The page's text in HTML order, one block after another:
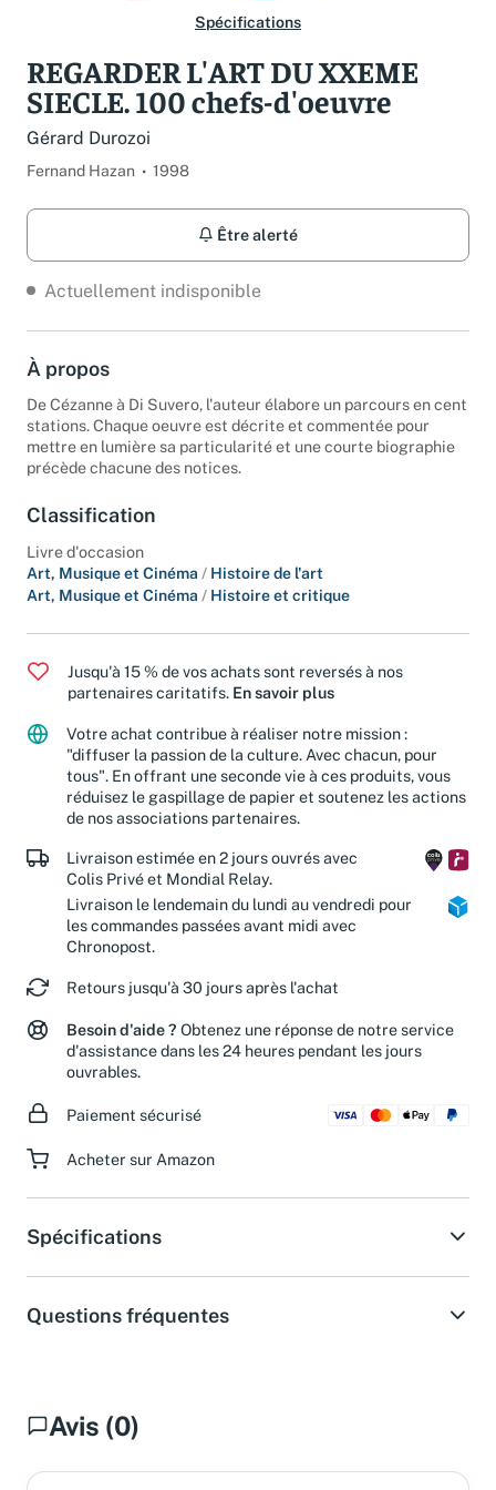
Spécifications
REGARDER L'ART DU XXEME
SIECLE. 100 chefs-d'oeuvre
Gérard Durozoi
Fernand Hazan 1998
Être alerté
Actuellement indisponible
À propos
De Cézanne à Di Suvero, l'auteur élabore un parcours en cent
stations. Chaque oeuvre est décrite et commentée pour
mettre en lumière sa particularité et une courte biographie
précède chacune des notices.
Classification
Livre d'occasion
Art, Musique et Cinéma / Histoire de l'art
Art, Musique et Cinéma / Histoire et critique
Jusqu'à 15 % de vos achats sont reversés à nos
partenaires caritatifs. En savoir plus
Votre achat contribue à réaliser notre mission :
"diffuser la passion de la culture. Avec chacun, pour
tous". En offrant une seconde vie à ces produits, vous
réduisez le gaspillage de papier et soutenez les actions
de nos associations partenaires.
Livraison estimée en 2 jours ouvrés avec
Colis Privé et Mondial Relay.
Livraison le lendemain du lundi au vendredi pour
les commandes passées avant midi avec
Chronopost.
Retours jusqu'à 30 jours après l'achat
Besoin d'aide ? Obtenez une réponse de notre service
d'assistance dans les 24 heures pendant les jours
ouvrables.
Paiement sécurisé
Acheter sur Amazon
Spécifications
Questions fréquentes
Avis (0)